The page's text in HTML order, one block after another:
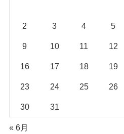
2 3 4 5
9 10 11 12
16 17 18 19
23 24 25 26
30 31
« 6月